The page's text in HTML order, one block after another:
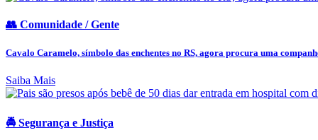
👥 Comunidade / Gente
Cavalo Caramelo, símbolo das enchentes no RS, agora procura uma
Saiba Mais
🚔 Segurança e Justiça